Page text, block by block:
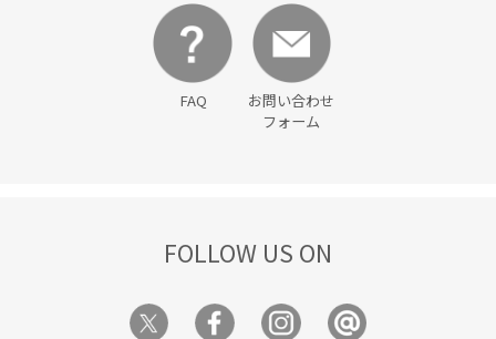
FAQ
お問い合わせ
フォーム
FOLLOW US ON